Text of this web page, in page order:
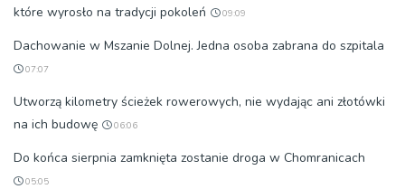
które wyrosło na tradycji pokoleń
09:09
Dachowanie w Mszanie Dolnej. Jedna osoba zabrana do szpitala
07:07
Utworzą kilometry ścieżek rowerowych, nie wydając ani złotówki
na ich budowę
06:06
Do końca sierpnia zamknięta zostanie droga w Chomranicach
05:05